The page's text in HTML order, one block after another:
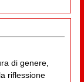
di genere,
riflessione